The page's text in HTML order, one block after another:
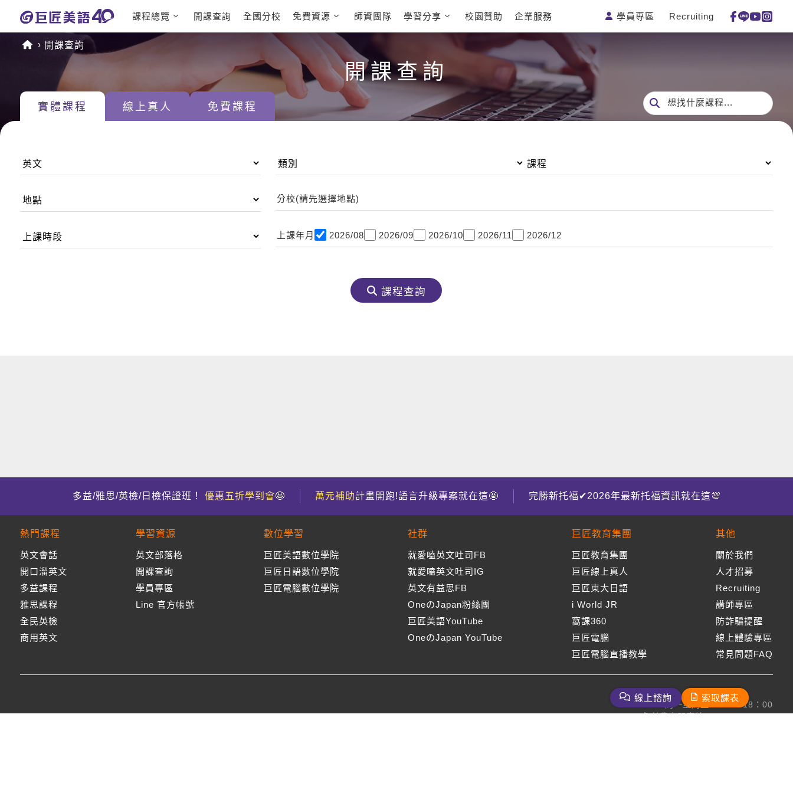
課程總覽
日語課程總
英文會話
TOEIC 多益課程
IELTS 雅思課程
GEPT 全民英檢課
程
能力養成
自然發音
英文聽力養成
開口溜英文
旅遊英文
基礎字彙
情境閱讀
英文文法技巧
英文寫作
新聞英文
特色課程
主題課程
英語俱樂
部
ECAM
西班牙語
外語即時
點讀筆教材
數位學習教
開課查詢 全國分校 免費資源
英文部落格 英文能力測驗
師資團隊 學習分享
活動花絮
校園贊助 企業服務 學員專區 Recruiting
開課查詢
開課查詢
實體課程 線上真人 免費課程 想找什麼課程...
分校(請先選擇地點)
上課年月 2026/08 2026/09 2026/10 2026/11 2026/12
課程查詢
多益/雅思/英檢/日檢保證班！ 優惠五折學到會🤩 萬元補助計畫開跑!語言升級專案就在這🤩 完勝新托福✔2026年最新托福資訊就在這💯
熱門課程
英文會話
開口溜英文
多益課程
雅思課程
全民英檢
商用英文
學習資源
英文部落格
開課查詢
學員專區
Line 官方帳號
數位學習
巨匠美語數位學院
巨匠日語數位學院
巨匠電腦數位學院
社群
就愛嗑英文吐司FB
就愛嗑英文吐司IG
英文有益思FB
OneのJapan粉絲團
巨匠美語YouTube
OneのJapan YouTube
巨匠教育集團
巨匠教育集團
巨匠線上真人
巨匠東大日語
i World JR
窩課360
巨匠電腦
巨匠電腦直播教學
其他
關於我們
人才招募
Recruiting
講師專區
防詐騙提醒
線上體驗專區
常見問題FAQ
周一至周五09：00-18：00
免付費客服專線：0800-231-381
線上諮詢 索取課表